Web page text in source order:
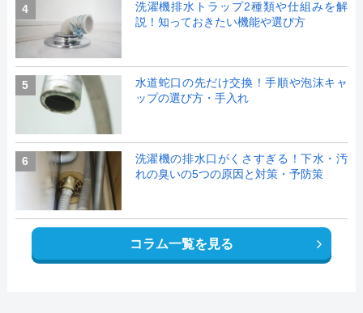
4
洗濯機排水トラップ2種類や仕組みを解
説！知っておきたい機能や選び方
5
水道蛇口の先だけ交換！手順や泡沫キャ
ップの選び方・手入れ
6
洗濯機の排水口がくさすぎる！下水・汚
れの臭いの5つの原因と対策・予防策
コラム一覧を見る